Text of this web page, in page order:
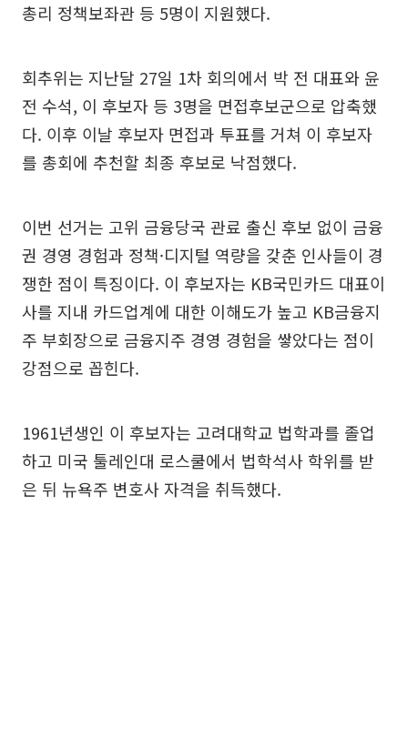
총리 정책보좌관 등 5명이 지원했다.
회추위는 지난달 27일 1차 회의에서 박 전 대표와 윤
전 수석, 이 후보자 등 3명을 면접후보군으로 압축했
다. 이후 이날 후보자 면접과 투표를 거쳐 이 후보자
를 총회에 추천할 최종 후보로 낙점했다.
이번 선거는 고위 금융당국 관료 출신 후보 없이 금융
권 경영 경험과 정책·디지털 역량을 갖춘 인사들이 경
쟁한 점이 특징이다. 이 후보자는 KB국민카드 대표이
사를 지내 카드업계에 대한 이해도가 높고 KB금융지
주 부회장으로 금융지주 경영 경험을 쌓았다는 점이
강점으로 꼽힌다.
1961년생인 이 후보자는 고려대학교 법학과를 졸업
하고 미국 툴레인대 로스쿨에서 법학석사 학위를 받
은 뒤 뉴욕주 변호사 자격을 취득했다.